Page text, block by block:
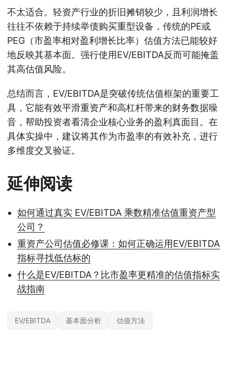
不太适合。轻资产行业的折旧摊销较少，且利润增长
往往不依赖于持续举债购买重型设备，传统的PE或
PEG（市盈率相对盈利增长比率）估值方法已能较好
地反映其基本面。强行使用EV/EBITDA反而可能掩盖
其高估值风险。
总结而言，EV/EBITDA是突破传统估值框架的重要工
具，它能有效平滑重资产和高杠杆带来的财务数据噪
音，帮助投资者看清企业核心业务的盈利真面目。在
具体实操中，建议将其作为市盈率的有效补充，进行
多维度交叉验证。
延伸阅读
如何通过真实 EV/EBITDA 乘数精准估值重资产型
公司？
重资产公司估值必修课：如何正确运用EV/EBITDA
指标寻找低估标的
什么是EV/EBITDA？比市盈率更精准的估值指标实
战指南
EV/EBITDA 基本面分析 估值方法